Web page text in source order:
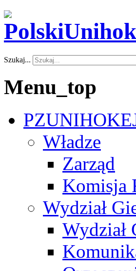
Szukaj...
Menu_top
Władze
Zarząd
Komisja
Wydział